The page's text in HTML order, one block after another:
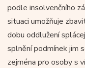
podle insolvenčního
situaci umožňuje
dobu oddlužení
splnění podmínek jim
zejména pro osoby s